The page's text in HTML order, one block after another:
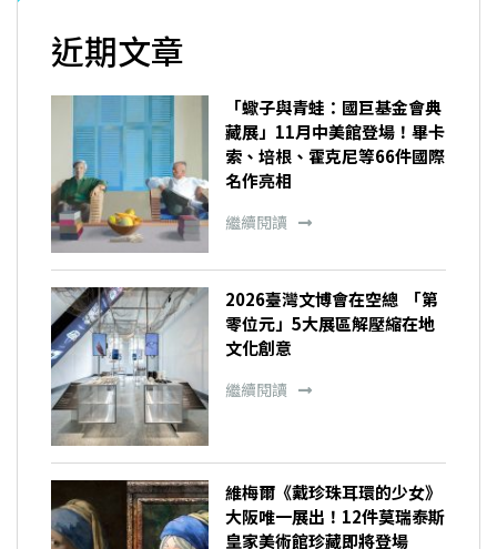
近期文章
「蠍子與青蛙：國巨基金會典
藏展」11月中美館登場！畢卡
索、培根、霍克尼等66件國際
名作亮相
繼續閱讀
2026臺灣文博會在空總 「第
零位元」5大展區解壓縮在地
文化創意
繼續閱讀
維梅爾《戴珍珠耳環的少女》
大阪唯一展出！12件莫瑞泰斯
皇家美術館珍藏即將登場